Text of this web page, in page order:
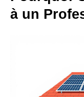
à un